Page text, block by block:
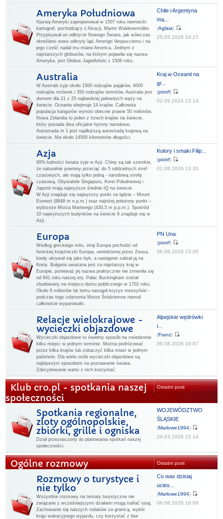
Ameryka Południowa
Nazwę Ameryki zaproponował w 1507 roku niemiecki
kartograf, pochodzący z Alzacji, Martin Waldseemüller.
Przypisywał on odkrycie Nowego Świata, jak wówczas
określano nowo odkryty ląd, Amerigo Vespucciemu i na
jego cześć nadał mu miano America. Jednym z
najstarszych globusów, na którym pojawiła się nazwa
Ameryka, jest Globus Jagielloński z 1508 roku.
Chile i Argentyna
ma...
(Aglaia)
25.05.2026 10:27
Australia
W Australii żyje około 1500 rodzajów pająków, 4000
rodzajów mrówek i 350 rodzajów termitów. Australia jest
domem dla 21 z 25 najbardziej jadowitych węży na
świecie. Oceania obejmuje 14 krajów. Całkowita
populacja kangurów wynosi obecnie prawie 50 milionów.
Nowa Zelandia to jeden z trzech krajów na świecie,
który posiada dwa oficjalne hymny narodowe.
Autostrada nr 1 jest najdłuższą autostradą krajową na
świecie. Ma około 14500 kilometrów długości.
Kraj w Oceanii na
gr...
(piotrf)
02.09.2024 23:14
Azja
60% ludności świata żyje w Azji. Chiny są tak szerokie,
że naturalnie powinny przeciąć do 5 oddzielnych stref
czasowych, ale mają tylko jedną - narodową strefę
czasową. Obywatele Singapuru, Korei Południowej i
Japonii mają najwyższe średnie IQ na świecie.
W Azji znajduje się najwyższy punkt na lądzie – Mount
Everest (8848 m n.p.m.) oraz najniżej położony punkt –
wybrzeże Morza Martwego (430,5 m p.p.m.). Spośród
10 najwyższych budynków na świecie 9 znajduje się w
Azji.
Kolory i smaki Filip...
(piotrf)
01.08.2026 13:20
Europa
Według greckiego mitu, imię Europa pochodzi od
fenickiej księżniczki Europa, uwiedzionej przez Zeusa,
kiedy ukrywał się jako byk, a następnie zabrał ją na
Kretę. Bułgaria uważana jest za najstarszy kraj w
Europie, ponieważ jej nazwa praktycznie nie zmieniła się
od 641 roku naszej ery. Pałac Buckingham został
zbudowany na miejscu domu publicznego w 1702 roku.
Około 6 milionów lat temu nastąpił kryzys messyński -
podczas tego zdarzenia Morze Śródziemne niemal
całkowicie wyparowało.
PN Una
(piotrf)
06.08.2026 23:05
Relacje wielokrajowe -
wycieczki objazdowe
Wycieczki objazdowe to świetny sposób na zwiedzenie
kilku miejsc w jednym terminie. Można podróżować
przez kilka krajów lub zobaczyć kilka miast w jednym
państwie. Dla wielu osób wycieczki objazdowe są
najlepszym sposobem na poznawanie świata.
Zdecydowanie warto z nich korzystać.
Alpejskie wędrówki
i...
(Franz)
06.08.2026 18:07
Klub cro.pl - spotkania naszej
społeczności
Ostatni post
Spotkania regionalne,
zloty ogólnopolskie,
zbiórki, grille i ogniska
Dział przeznaczony do planowania spotkań naszej
społeczności.
WOJEWÓDZTWO
ŚLĄSKIE
(Marlowe1994)
24.03.2026 15:14
Ogólne rozmowy Ostatni post
Rozmowy o turystyce i
nie tylko
Wszystkie rozmowy na tematy turystyczne nie
związane z wcześniejszymi działami mogą trafiać tutaj.
Zachowanie się naszych rodaków za granicą, wybór
kraju wakacyjnego wyjazdu, czy korzystać z biur
Co was dzisiaj
ucies...
(Marlowe1994)
06.08.2026 16:09